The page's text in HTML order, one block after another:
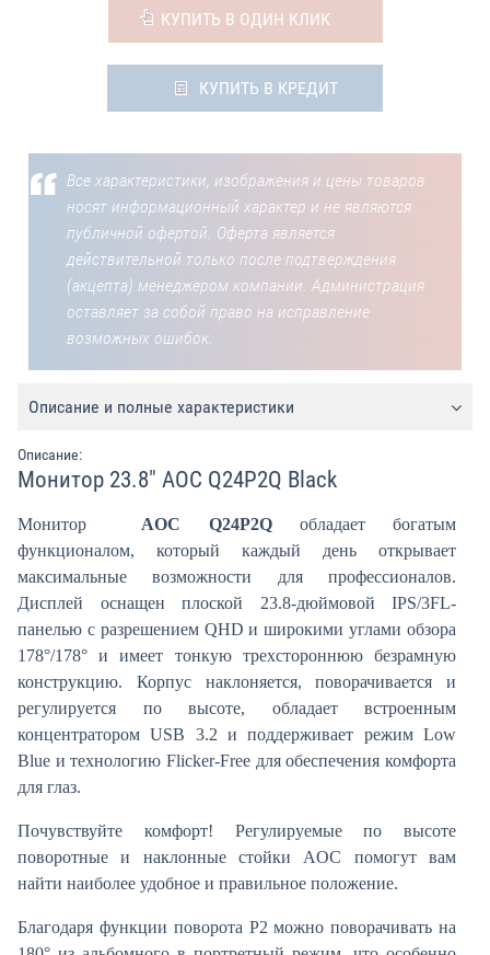
КУПИТЬ В ОДИН КЛИК
КУПИТЬ В КРЕДИТ
Все характеристики, изображения и цены товаров
носят информационный характер и не являются
публичной офертой. Оферта является
действительной только после подтверждения
(акцепта) менеджером компании. Администрация
оставляет за собой право на исправление
возможных ошибок.
Описание и полные характеристики
Описание:
Монитор 23.8" AOC Q24P2Q Black
Монитор AOC Q24P2Qобладает богатым
функционалом, который каждый день открывает
максимальные возможности для профессионалов.
Дисплей оснащен плоской 23.8-дюймовой IPS/3FL-
панелью с разрешением QHD и широкими углами обзора
178°/178° и имеет тонкую трехстороннюю безрамную
конструкцию. Корпус наклоняется, поворачивается и
регулируется по высоте, обладает встроенным
концентратором USB 3.2 и поддерживает режим Low
Blue и технологию Flicker-Free для обеспечения комфорта
для глаз.
Почувствуйте комфорт! Регулируемые по высоте
поворотные и наклонные стойки AOC помогут вам
найти наиболее удобное и правильное положение.
Благодаря функции поворота P2 можно поворачивать на